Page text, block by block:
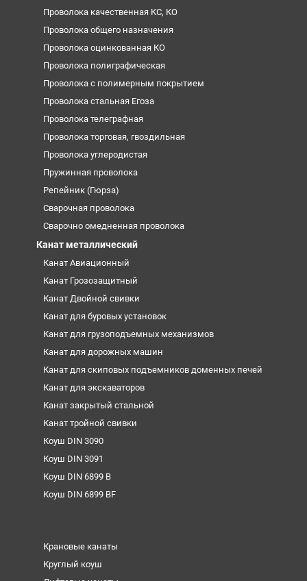
Проволока качественная КС, КО
Проволока общего назначения
Проволока оцинкованная КО
Проволока полиграфическая
Проволока с полимерным покрытием
Проволока стальная Егоза
Проволока телеграфная
Проволока торговая, гвоздильная
Проволока углеродистая
Пружинная проволока
Репейник (Гюрза)
Сварочная проволока
Сварочно омедненная проволока
Канат металлический
Канат Авиационный
Канат Грозозащитный
Канат Двойной свивки
Канат для буровых установок
Канат для грузоподъемных механизмов
Канат для дорожных машин
Канат для скиповых подъемников доменных печей
Канат для экскаваторов
Канат закрытый стальной
Канат тройной свивки
Коуш DIN 3090
Коуш DIN 3091
Коуш DIN 6899 B
Коуш DIN 6899 BF
Крановые канаты
Круглый коуш